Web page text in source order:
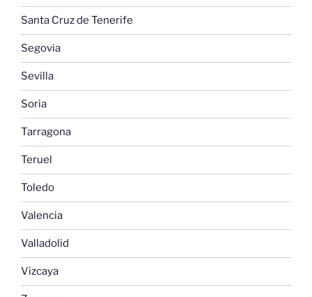
Santa Cruz de Tenerife
Segovia
Sevilla
Soria
Tarragona
Teruel
Toledo
Valencia
Valladolid
Vizcaya